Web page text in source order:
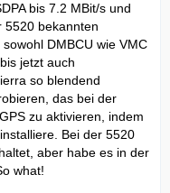
bis 7.2 MBit/s und
5520 bekannten
DMBCU wie VMC
jetzt auch
so blendend
das bei der
zu aktivieren, indem
Bei der 5520
aber habe es in der
what!